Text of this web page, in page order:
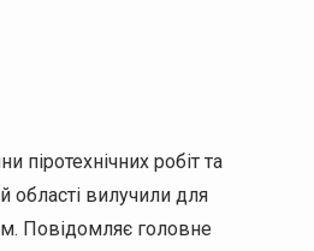
піротехнічних робіт та
області вилучили для
Повідомляє головне